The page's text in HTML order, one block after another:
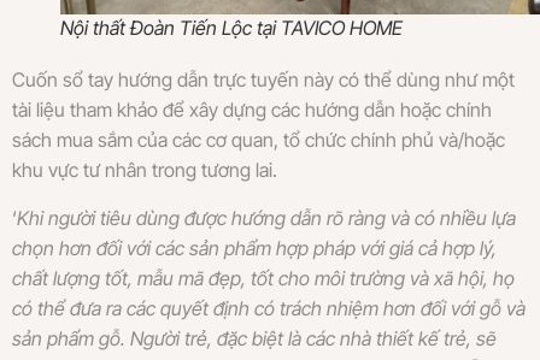
Nội thất Đoàn Tiến Lộc tại TAVICO HOME
Cuốn sổ tay hướng dẫn trực tuyến này có thể dùng như một
tài liệu tham khảo để xây dựng các hướng dẫn hoặc chính
sách mua sắm của các cơ quan, tổ chức chính phủ và/hoặc
khu vực tư nhân trong tương lai.
‘Khi người tiêu dùng được hướng dẫn rõ ràng và có nhiều lựa
chọn hơn đối với các sản phẩm hợp pháp với giá cả hợp lý,
chất lượng tốt, mẫu mã đẹp, tốt cho môi trường và xã hội, họ
có thể đưa ra các quyết định có trách nhiệm hơn đối với gỗ và
sản phẩm gỗ. Người trẻ, đặc biệt là các nhà thiết kế trẻ, sẽ